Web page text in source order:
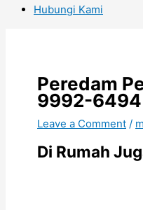
Hubungi Kami
Peredam
9992-6494
Leave a Comment /
Di Rumah